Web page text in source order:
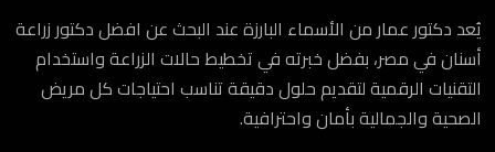
يُعد دكتور عمار من الأسماء البارزة عند البحث عن افضل دكتور زراعة
أسنان في مصر، بفضل خبرته في تخطيط حالات الزراعة واستخدام
التقنيات الرقمية لتقديم حلول دقيقة تناسب احتياجات كل مريض
الصحية والجمالية بأمان واحترافية.